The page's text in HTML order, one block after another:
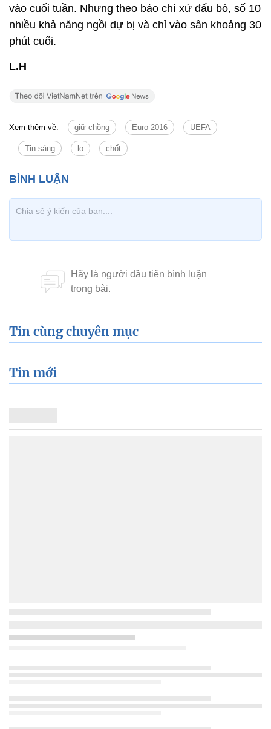
vào cuối tuần. Nhưng theo báo chí xứ đấu bò, số 10
nhiều khả năng ngồi dự bị và chỉ vào sân khoảng 30
phút cuối.
L.H
Xem thêm về: giữ chồng Euro 2016 UEFA
Tin sáng lo chốt
Tin cùng chuyên mục
Tin mới